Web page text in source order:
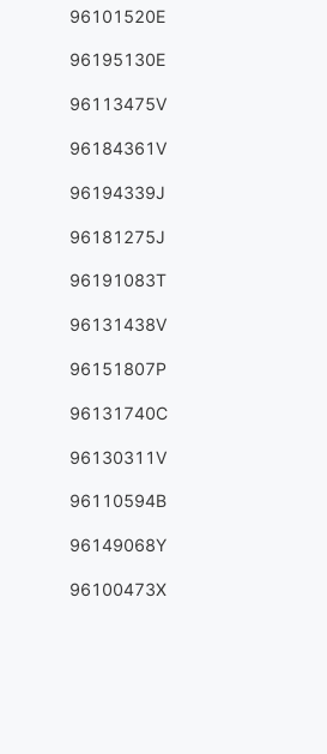
96101520E
96195130E
96113475V
96184361V
96194339J
96181275J
96191083T
96131438V
96151807P
96131740C
96130311V
96110594B
96149068Y
96100473X